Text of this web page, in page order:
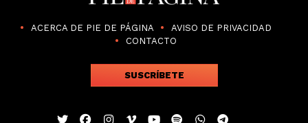
ACERCA DE PIE DE PÁGINA
AVISO DE PRIVACIDAD
CONTACTO
SUSCRÍBETE